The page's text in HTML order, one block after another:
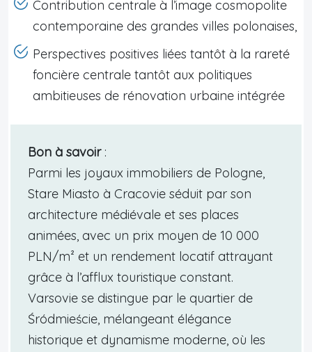
Contribution centrale à l’image cosmopolite
contemporaine des grandes villes polonaises,
Perspectives positives liées tantôt à la rareté
foncière centrale tantôt aux politiques
ambitieuses de rénovation urbaine intégrée
Bon à savoir:
Parmi les joyaux immobiliers de Pologne,
Stare Miasto à Cracovie séduit par son
architecture médiévale et ses places
animées, avec un prix moyen de 10 000
PLN/m² et un rendement locatif attrayant
grâce à l’afflux touristique constant.
Varsovie se distingue par le quartier de
Śródmieście, mélangeant élégance
historique et dynamisme moderne, où les